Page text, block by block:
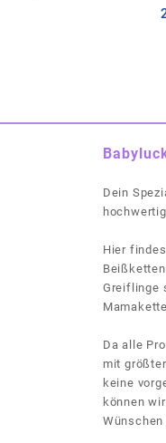
Dein
Hier
Greiflinge
Da alle
mit
keine
können